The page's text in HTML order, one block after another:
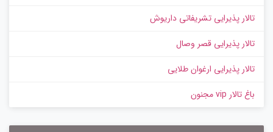
تالار پذیرایی تشریفاتی داریوش
تالار پذیرایی قصر وصال
تالار پذیرایی ارغوان طلایی
باغ تالار vip مجنون